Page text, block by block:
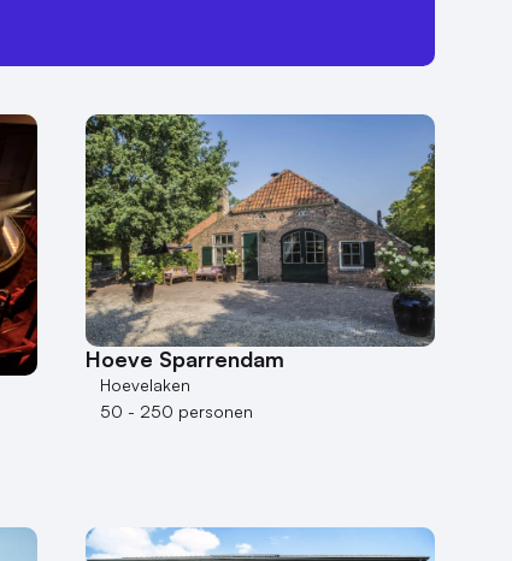
Hoeve Sparrendam
Hoevelaken
50 - 250 personen